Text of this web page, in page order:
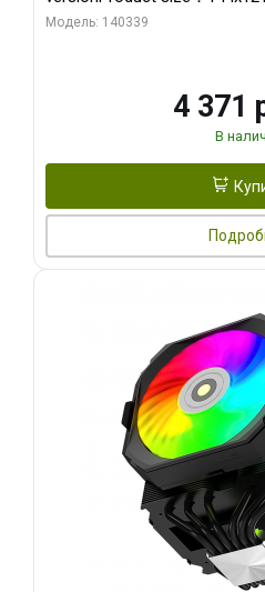
270WSoldering technology
Модель: 140339
4 371
В